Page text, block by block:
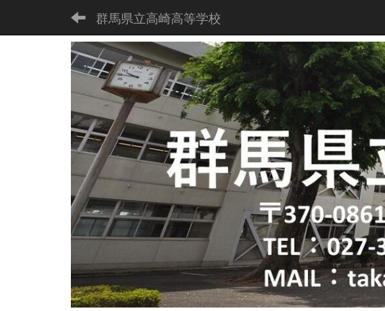
群馬県立高崎高等学校